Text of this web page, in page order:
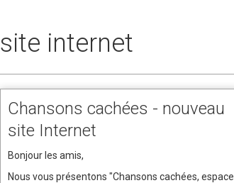
site internet
Chansons cachées - nouveau
site Internet
Bonjour les amis,
Nous vous présentons "Chansons cachées, espace